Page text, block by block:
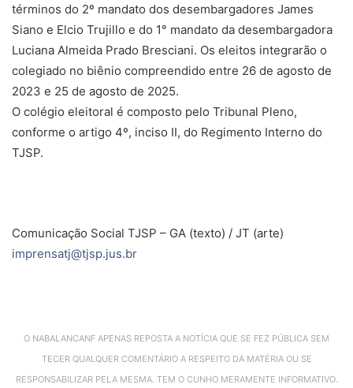
términos do 2º mandato dos desembargadores James
Siano e Elcio Trujillo e do 1° mandato da desembargadora
Luciana Almeida Prado Bresciani. Os eleitos integrarão o
colegiado no biênio compreendido entre 26 de agosto de
2023 e 25 de agosto de 2025.
O colégio eleitoral é composto pelo Tribunal Pleno,
conforme o artigo 4º, inciso II, do Regimento Interno do
TJSP.
Comunicação Social TJSP – GA (texto) / JT (arte)
imprensatj@tjsp.jus.br
O NABALANCANF APENAS REPOSTA A NOTÍCIA QUE SE FEZ PÚBLICA SEM
TECER QUALQUER COMENTÁRIO A RESPEITO DA MATÉRIA OU SE
RESPONSABILIZAR PELA MESMA. TEM O CUNHO MERAMENTE INFORMATIVO.